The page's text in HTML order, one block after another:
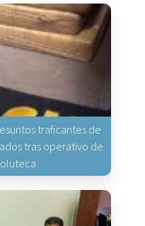
traficantes de
tras operativo de